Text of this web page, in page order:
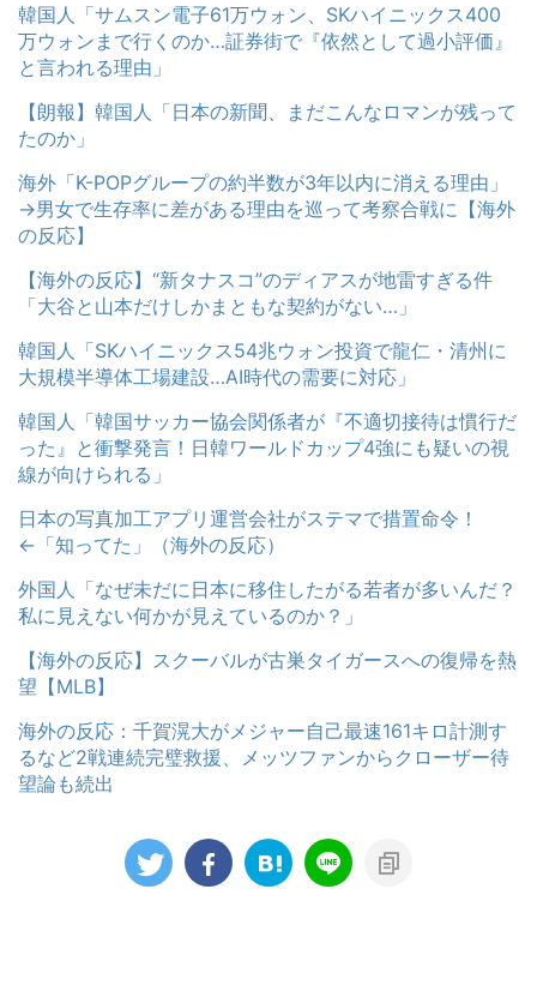
韓国人「サムスン電子61万ウォン、SKハイニックス400
万ウォンまで行くのか…証券街で『依然として過小評価』
と言われる理由」
【朗報】韓国人「日本の新聞、まだこんなロマンが残って
たのか」
海外「K-POPグループの約半数が3年以内に消える理由」
→男女で生存率に差がある理由を巡って考察合戦に【海外
の反応】
【海外の反応】“新タナスコ”のディアスが地雷すぎる件
「大谷と山本だけしかまともな契約がない…」
韓国人「SKハイニックス54兆ウォン投資で龍仁・清州に
大規模半導体工場建設…AI時代の需要に対応」
韓国人「韓国サッカー協会関係者が『不適切接待は慣行だ
った』と衝撃発言！日韓ワールドカップ4強にも疑いの視
線が向けられる」
日本の写真加工アプリ運営会社がステマで措置命令！
←「知ってた」（海外の反応）
外国人「なぜ未だに日本に移住したがる若者が多いんだ？
私に見えない何かが見えているのか？」
【海外の反応】スクーバルが古巣タイガースへの復帰を熱
望【MLB】
海外の反応：千賀滉大がメジャー自己最速161キロ計測す
るなど2戦連続完璧救援、メッツファンからクローザー待
望論も続出